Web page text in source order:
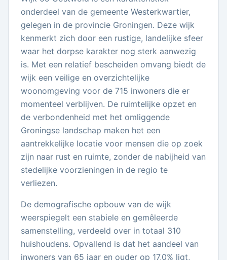
onderdeel van de gemeente Westerkwartier,
gelegen in de provincie Groningen. Deze wijk
kenmerkt zich door een rustige, landelijke sfeer
waar het dorpse karakter nog sterk aanwezig
is. Met een relatief bescheiden omvang biedt de
wijk een veilige en overzichtelijke
woonomgeving voor de 715 inwoners die er
momenteel verblijven. De ruimtelijke opzet en
de verbondenheid met het omliggende
Groningse landschap maken het een
aantrekkelijke locatie voor mensen die op zoek
zijn naar rust en ruimte, zonder de nabijheid van
stedelijke voorzieningen in de regio te
verliezen.
De demografische opbouw van de wijk
weerspiegelt een stabiele en gemêleerde
samenstelling, verdeeld over in totaal 310
huishoudens. Opvallend is dat het aandeel van
inwoners van 65 jaar en ouder op 17,0% ligt,